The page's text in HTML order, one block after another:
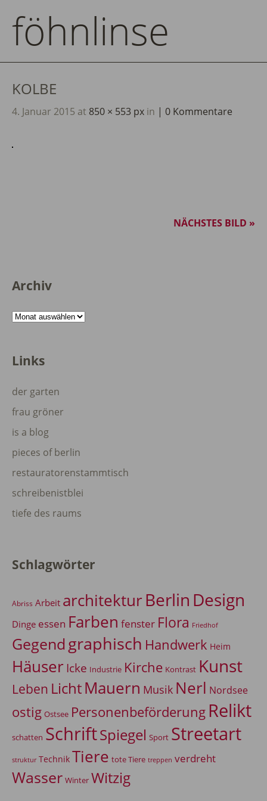
föhnlinse
KOLBE
4. Januar 2015 at 850 × 553 px in 0 Kommentare
NÄCHSTES BILD »
Archiv
Archiv
Links
der garten
frau gröner
is a blog
pieces of berlin
restauratorenstammtisch
schreibenistblei
tiefe des raums
Schlagwörter
Abriss Arbeit architekturBerlin Design
Dinge essen Farben fenster Flora Friedhof
Gegendgraphisch Handwerk Heim
Häuser Icke Industrie Kirche Kontrast Kunst
Leben LichtMauern Musik Nerl Nordsee
ostig Ostsee Personenbeförderung Relikt
schatten SchriftSpiegel Sport Streetart
struktur Technik Tiere tote Tiere treppen verdreht
Wasser Winter Witzig